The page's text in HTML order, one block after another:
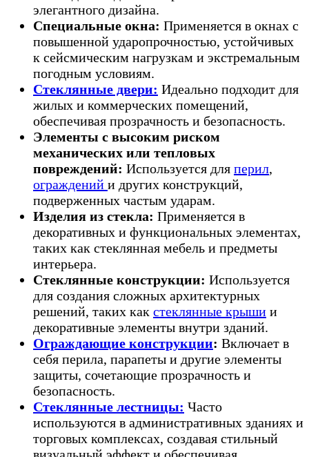
элегантного дизайна.
Специальные окна: Применяется в окнах с
повышенной ударопрочностью, устойчивых
к сейсмическим нагрузкам и экстремальным
погодным условиям.
Стеклянные двери: Идеально подходит для
жилых и коммерческих помещений,
обеспечивая прозрачность и безопасность.
Элементы с высоким риском
механических или тепловых
повреждений: Используется для перил,
ограждений и других конструкций,
подверженных частым ударам.
Изделия из стекла: Применяется в
декоративных и функциональных элементах,
таких как стеклянная мебель и предметы
интерьера.
Стеклянные конструкции: Используется
для создания сложных архитектурных
решений, таких как стеклянные крыши и
декоративные элементы внутри зданий.
Ограждающие конструкции: Включает в
себя перила, парапеты и другие элементы
защиты, сочетающие прозрачность и
безопасность.
Стеклянные лестницы: Часто
используются в административных зданиях и
торговых комплексах, создавая стильный